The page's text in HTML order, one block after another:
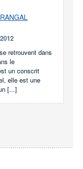
2012
retrouvent dans
le
un conscrit
elle est une
[...]